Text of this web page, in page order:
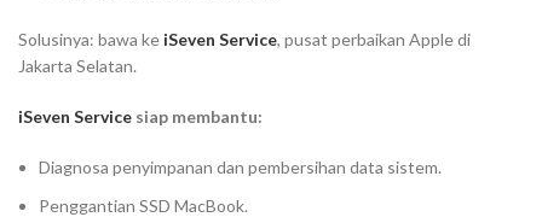
Solusinya: bawa ke iSeven Service, pusat perbaikan Apple di
Jakarta Selatan.
iSeven Service siap membantu:
Diagnosa penyimpanan dan pembersihan data sistem.
Penggantian SSD MacBook.